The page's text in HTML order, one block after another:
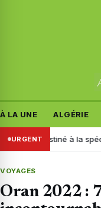
À LA UNE ALGÉRIE
URGENT
Destiné à la spéculation
VOYAGES
Oran 2022 :